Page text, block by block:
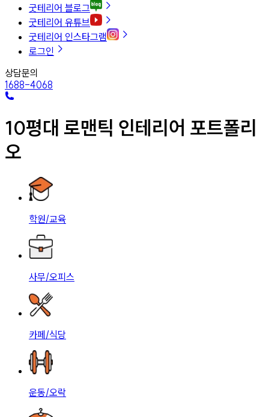
굿테리어 블로그
굿테리어 유튜브
굿테리어 인스타그램
로그인
상담문의
1688-4068
10평대 로맨틱 인테리어 포트폴리
오
학원/교육
사무/오피스
카페/식당
운동/오락